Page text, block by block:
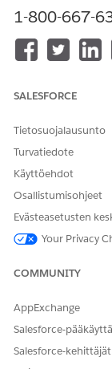
vahvistanut,
portaalissa.
FINCUF ,
SMS-tekstien
hyväksyttyä
kampanjan
Anna
1-800-667-
SALESFORCE
Tietosuojalausunto
Turvatiedote
Käyttöehdot
Osallistumisohjeet
Evästeasetusten
Your Privacy
COMMUNITY
AppExchange
Salesforce-
Salesforce-kehittäjät